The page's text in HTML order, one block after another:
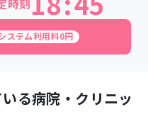
時刻
ステム利用料0円
る病院・クリニッ